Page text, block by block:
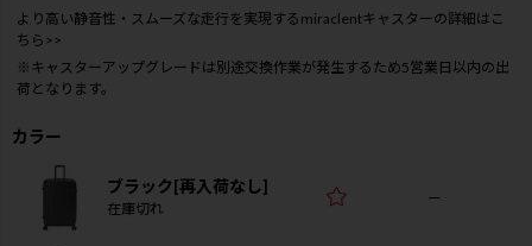
須
より高い静音性・スムーズな走行を実現するmiraclentキャスターの詳細はこ
ちら>>
※キャスターアップグレードは別途交換作業が発生するため5営業日以内の出
荷となります。
カラー
ブラック[再入荷なし]
在庫切れ
—